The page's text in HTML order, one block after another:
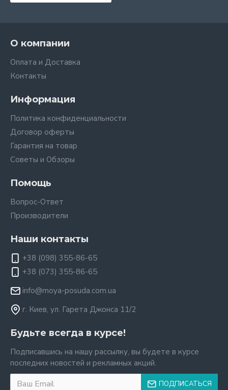
О компании
Оплата и Доставка
Контакты
Информация
Политика конфиденциальности
Договор оферты
Гарантия на товар
Советы и Обзоры
Помощь
Вопрос-Ответ
Производители
Наши контакты
+38 (098) 355-86-65
+38 (073) 355-86-65
info@moya-posuda.com.ua
г. Киев, ул. Гарета Джонса 11/2
Будьте всегда в курсе!
Подписавшись на нашу рассылку, вы будете в курсе
последних новостей и рекламных акций.
ПОДПИСАТЬСЯ